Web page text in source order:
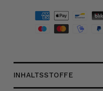
Tomaten
Sauce,
Tomaten
Sauce,
250g
INHALTSSTOFFE